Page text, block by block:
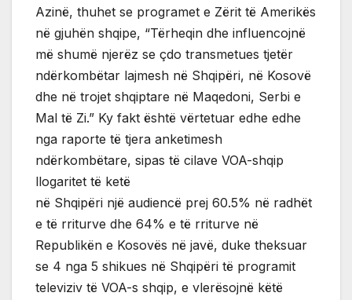
Azinë, thuhet se programet e Zërit të Amerikës
në gjuhën shqipe, “Tërheqin dhe influencojnë
më shumë njerëz se çdo transmetues tjetër
ndërkombëtar lajmesh në Shqipëri, në Kosovë
dhe në trojet shqiptare në Maqedoni, Serbi e
Mal të Zi.” Ky fakt është vërtetuar edhe edhe
nga raporte të tjera anketimesh
ndërkombëtare, sipas të cilave VOA-shqip
llogaritet të ketë
në Shqipëri një audiencë prej 60.5% në radhët
e të rriturve dhe 64% e të rriturve në
Republikën e Kosovës në javë, duke theksuar
se 4 nga 5 shikues në Shqipëri të programit
televiziv të VOA-s shqip, e vlerësojnë këtë